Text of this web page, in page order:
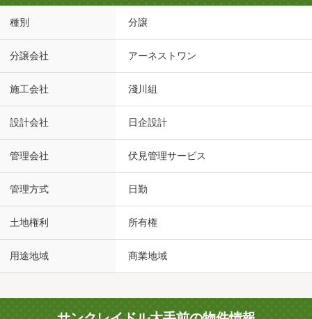
種別 分譲
分譲会社 アーネストワン
施工会社 淺川組
設計会社 日企設計
管理会社 伏見管理サービス
管理方式 日勤
土地権利 所有権
用途地域 商業地域